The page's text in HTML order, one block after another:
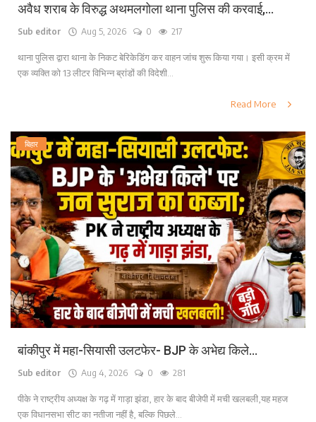
अवैध शराब के विरुद्ध अथमलगोला थाना पुलिस की करवाई,...
Sub editor Aug 5, 2026 0 217
थाना पुलिस द्वारा थाना के निकट बेरिकेडिंग कर वाहन जांच शुरू किया गया। इसी क्रम में
एक व्यक्ति को 13 लीटर विभिन्न ब्रांडों की विदेशी...
Read More
बिहार
बांकीपुर में महा-सियासी उलटफेर- BJP के अभेद्य किले...
Sub editor Aug 4, 2026 0 281
पीके ने राष्ट्रीय अध्यक्ष के गढ़ में गाड़ा झंडा, हार के बाद बीजेपी में मची खलबली,यह महज
एक विधानसभा सीट का नतीजा नहीं है, बल्कि पिछले...